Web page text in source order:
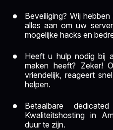
Beveiliging? Wij
alles aan om uw
mogelijke hacks en
Heeft u hulp nodig bij
maken heeft? Zeker!
vriendelijk, reageert
helpen.
Betaalbare
Kwaliteitshosting in
duur te zijn.